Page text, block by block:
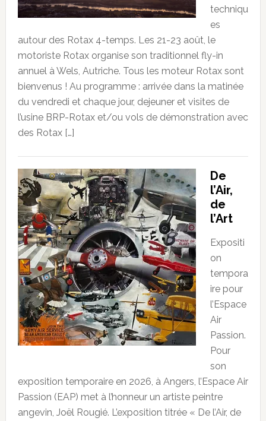
techniqu
es
autour des Rotax 4-temps. Les 21-23 août, le
motoriste Rotax organise son traditionnel fly-in
annuel à Wels, Autriche. Tous les moteur Rotax sont
bienvenus ! Au programme : arrivée dans la matinée
du vendredi et chaque jour, dejeuner et visites de
l’usine BRP-Rotax et/ou vols de démonstration avec
des Rotax […]
De
l’Air,
de
l’Art
Expositi
on
tempora
ire pour
l’Espace
Air
Passion.
Pour
son
exposition temporaire en 2026, à Angers, l’Espace Air
Passion (EAP) met à l’honneur un artiste peintre
angevin, Joël Rougié. L’exposition titrée « De l’Air, de